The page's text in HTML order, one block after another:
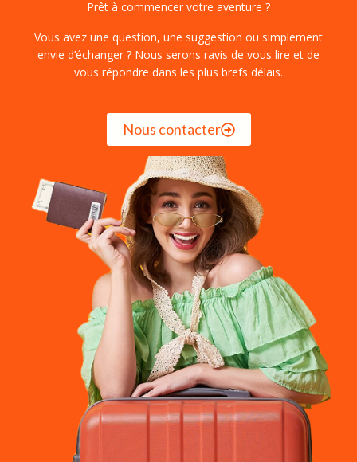
Prêt à commencer votre aventure ?
envie d’échanger ? Nous serons ravis de vous lire et de
vous répondre dans les plus brefs délais.
Nous contacter